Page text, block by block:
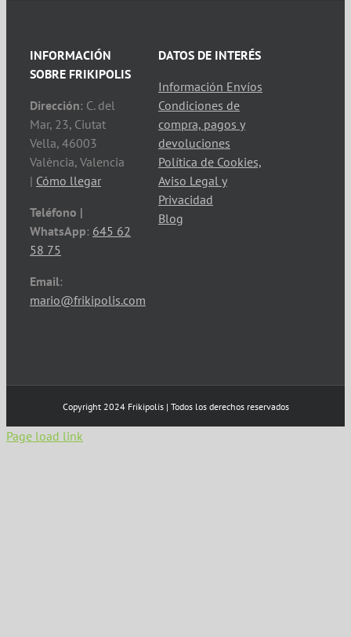
INFORMACIÓN
SOBRE FRIKIPOLIS
Dirección: C. del
Mar, 23, Ciutat
Vella, 46003
València, Valencia
| Cómo llegar
Teléfono |
WhatsApp: 645 62
58 75
Email:
mario@frikipolis.com
DATOS DE INTERÉS
Información Envíos
Condiciones de
compra, pagos y
devoluciones
Política de Cookies,
Aviso Legal y
Privacidad
Blog
Copyright 2024 Frikipolis | Todos los derechos reservados
Page load link